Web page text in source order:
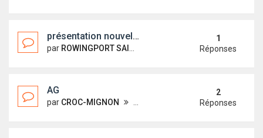
présentation nouvel arrivant
par ROWINGPORT SAINTLOUIS lun. 25 oct. 2021 09:38
1
Réponses
AG
par CROC-MIGNON
2
Réponses